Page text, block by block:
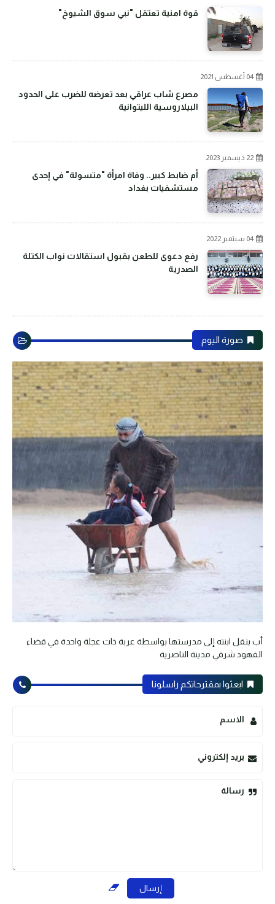
قوة امنية تعتقل "نبي سوق الشيوخ"
04 أغسطس 2021
مصرع شاب عراقي بعد تعرضه للضرب على الحدود
البيلاروسية الليتوانية
22 ديسمبر 2023
أم ضابط كبير.. وفاة امرأة "متسولة" في إحدى
مستشفيات بغداد
04 سبتمبر 2022
رفع دعوى للطعن بقبول استقالات نواب الكتلة
الصدرية
صورة اليوم
أب ينقل ابنته إلى مدرستها بواسطة عربة ذات عجلة واحدة في قضاء
الفهود شرقي مدينة الناصرية
ابعثوا بمقترحاتكم راسلونا
الاسم
بريد إلكتروني
رسالة